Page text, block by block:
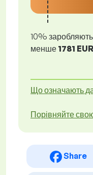
10% заробляють
менше 1781 EUR
Що означають
Порівняйте
Share